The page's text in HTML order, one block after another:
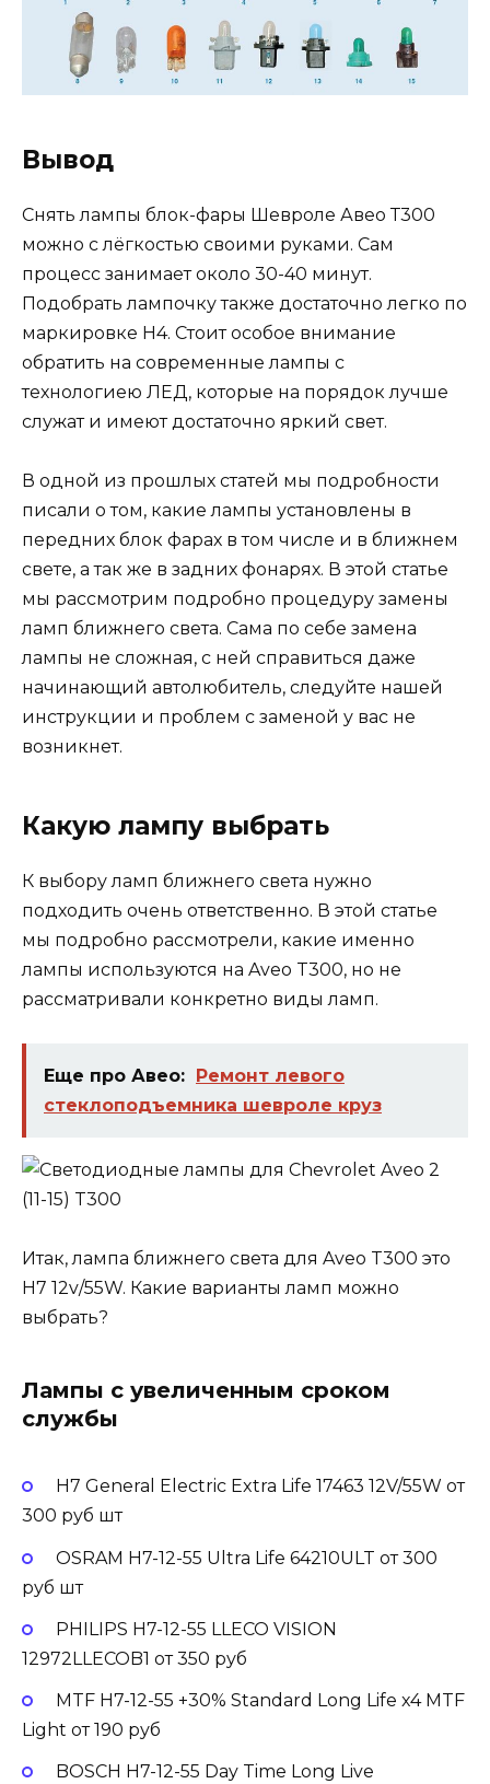
Вывод
Снять лампы блок-фары Шевроле Авео Т300
можно с лёгкостью своими руками. Сам
процесс занимает около 30-40 минут.
Подобрать лампочку также достаточно легко по
маркировке Н4. Стоит особое внимание
обратить на современные лампы с
технологиею ЛЕД, которые на порядок лучше
служат и имеют достаточно яркий свет.
В одной из прошлых статей мы подробности
писали о том, какие лампы установлены в
передних блок фарах в том числе и в ближнем
свете, а так же в задних фонарях. В этой статье
мы рассмотрим подробно процедуру замены
ламп ближнего света. Сама по себе замена
лампы не сложная, с ней справиться даже
начинающий автолюбитель, следуйте нашей
инструкции и проблем с заменой у вас не
возникнет.
Какую лампу выбрать
К выбору ламп ближнего света нужно
подходить очень ответственно. В этой статье
мы подробно рассмотрели, какие именно
лампы используются на Aveo T300, но не
рассматривали конкретно виды ламп.
Еще про Авео: Ремонт левого
стеклоподъемника шевроле круз
Итак, лампа ближнего света для Aveo T300 это
H7 12v/55W. Какие варианты ламп можно
выбрать?
Лампы с увеличенным сроком
службы
H7 General Electric Extra Life 17463 12V/55W от
300 руб шт
OSRAM H7-12-55 Ultra Life 64210ULT от 300
руб шт
PHILIPS H7-12-55 LLECO VISION
12972LLECOB1 от 350 руб
MTF H7-12-55 +30% Standard Long Life x4 MTF
Light от 190 руб
BOSCH H7-12-55 Day Time Long Live